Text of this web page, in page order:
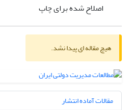
اصلاح شده برای چاپ
هیچ مقاله ای پیدا نشد.
مقالات آماده انتشار